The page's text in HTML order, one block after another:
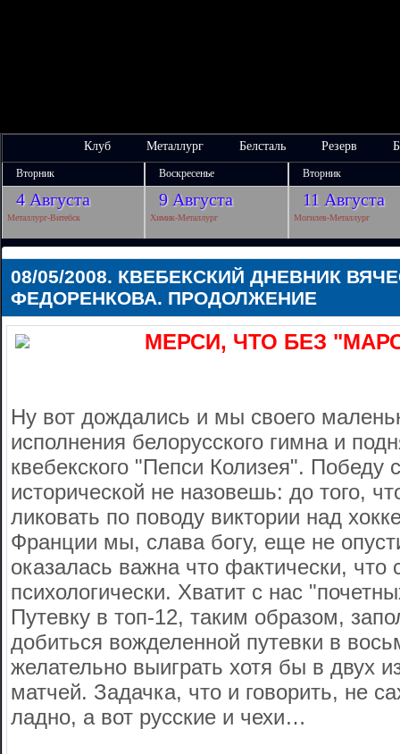
Клуб Металлург Белсталь Резерв
Вторник Воскресенье Вторник
4 Августа 9 Августа 11 Августа
Металлург-Витебск Химик-Металлург Могилев-Металлург
08/05/2008. КВЕБЕКСКИЙ ДНЕВНИК
ФЕДОРЕНКОВА. ПРОДОЛЖЕНИЕ
МЕРСИ, ЧТО БЕЗ
Ну вот дождались и мы своего
исполнения белорусского гимна и
квебекского "Пепси Колизея". Победу
исторической не назовешь: до того,
ликовать по поводу виктории над
Франции мы, слава богу, еще не
оказалась важна что фактически, что
психологически. Хватит с нас
Путевку в топ-12, таким образом,
добиться вожделенной путевки в
желательно выиграть хотя бы в двух
матчей. Задачка, что и говорить, не
ладно, а вот русские и чехи…